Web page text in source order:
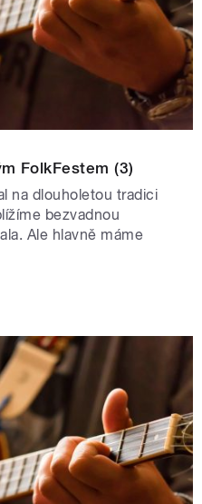
FolkFestem (3)
na dlouholetou tradici
bezvadnou
Ale hlavně máme